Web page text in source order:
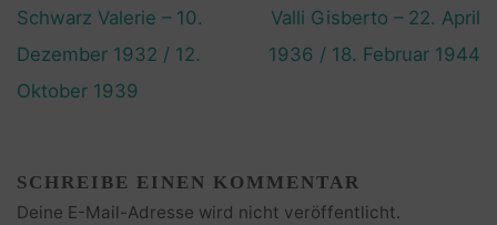
Schwarz Valerie – 10.
Dezember 1932 / 12.
Oktober 1939
Valli Gisberto – 22. April
1936 / 18. Februar 1944
SCHREIBE EINEN KOMMENTAR
Deine E-Mail-Adresse wird nicht veröffentlicht.